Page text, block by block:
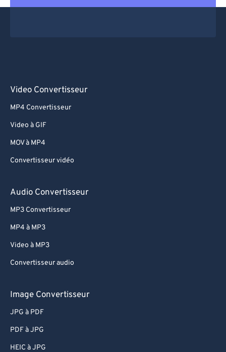
Video Convertisseur
MP4 Convertisseur
Video à GIF
MOV à MP4
Convertisseur vidéo
Audio Convertisseur
MP3 Convertisseur
MP4 à MP3
Video à MP3
Convertisseur audio
Image Convertisseur
JPG à PDF
PDF à JPG
HEIC à JPG